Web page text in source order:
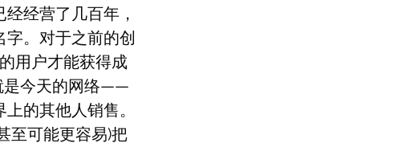
经营了几百年，
。对于之前的创
用户才能获得成
是今天的网络——
的其他人销售。
至可能更容易)把